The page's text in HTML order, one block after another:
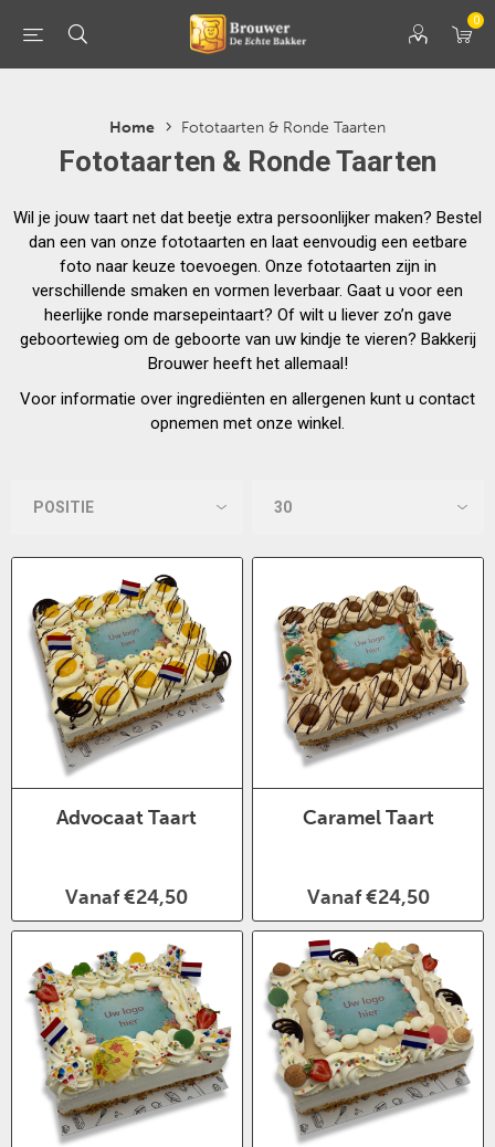
0
Home Fototaarten & Ronde Taarten
Fototaarten & Ronde Taarten
Wil je jouw taart net dat beetje extra persoonlijker maken? Bestel
dan een van onze fototaarten en laat eenvoudig een eetbare
foto naar keuze toevoegen. Onze fototaarten zijn in
verschillende smaken en vormen leverbaar. Gaat u voor een
heerlijke ronde marsepeintaart? Of wilt u liever zo’n gave
geboortewieg om de geboorte van uw kindje te vieren? Bakkerij
Brouwer heeft het allemaal!
Voor informatie over ingrediënten en allergenen kunt u contact
opnemen met onze winkel.
Advocaat Taart
Vanaf €24,50
Caramel Taart
Vanaf €24,50